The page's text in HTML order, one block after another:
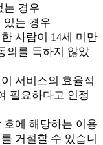
는 경우
있는 경우
사람이 14세 미만
의를 득하지 않았
서비스의 효율적
필요하다고 인정
에 해당하는 이용
거절할 수 있습니